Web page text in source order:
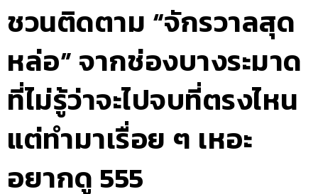
ชวนติดตาม “จักรวาลสุด
หล่อ” จากช่องบางระมาด
ที่ไม่รู้ว่าจะไปจบที่ตรงไหน
แต่ทำมาเรื่อย ๆ เหอะ
อยากดู 555